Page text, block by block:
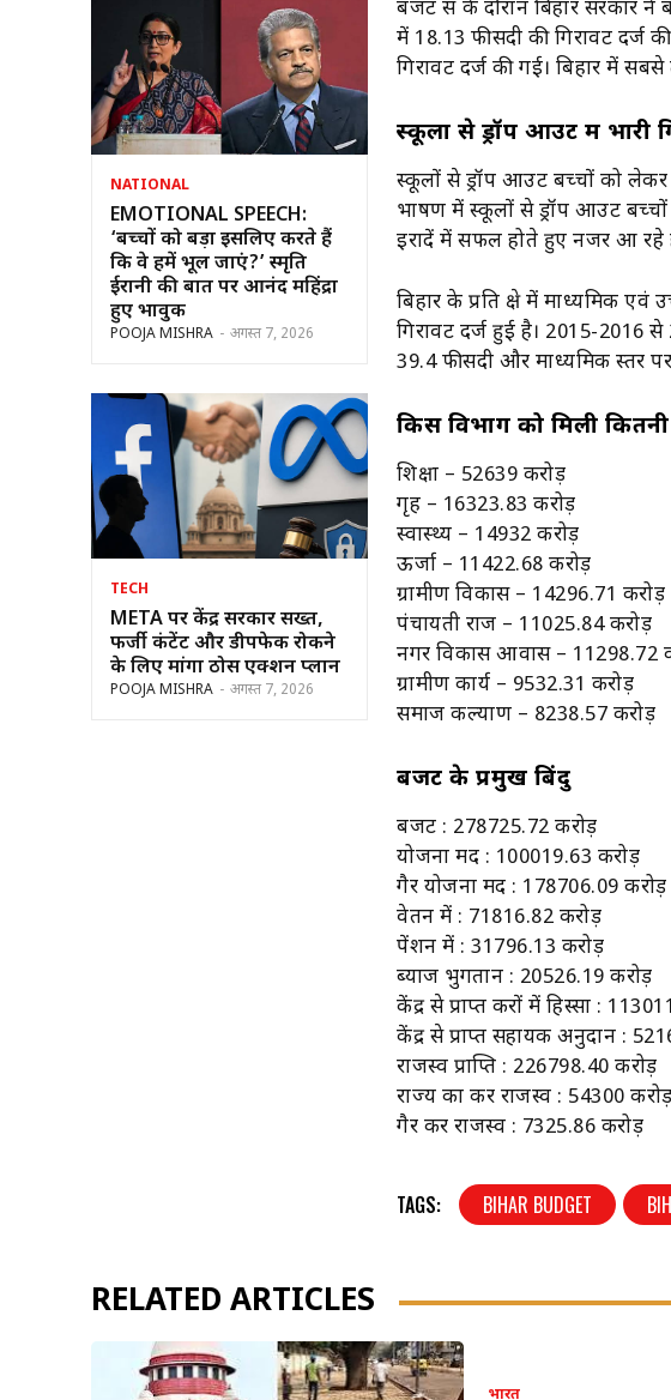
NATIONAL
EMOTIONAL SPEECH:
‘बच्चों को बड़ा इसलिए करते हैं
कि वे हमें भूल जाएं?’ स्मृति
ईरानी की बात पर आनंद महिंद्रा
हुए भावुक
POOJA MISHRA - अगस्त 7, 2026
TECH
META पर केंद्र सरकार सख्त,
फर्जी कंटेंट और डीपफेक रोकने
के लिए मांगा ठोस एक्शन प्लान
POOJA MISHRA - अगस्त 7, 2026
बजट सत्र के दौरान बिहार सरकार ने
में 18.13 फीसदी की गिरावट दर्ज
गिरावट दर्ज की गई। बिहार में
स्कूलों से ड्रॉप आउट में भारी
स्कूलों से ड्रॉप आउट बच्चों को लेकर
भाषण में स्कूलों से ड्रॉप आउट
इरादें में सफल होते हुए नजर आ रहे
बिहार के प्रति क्षेत्र में माध्यमिक
गिरावट दर्ज हुई है। 2015-2016
39.4 फीसदी और माध्यमिक स्तर
किस विभाग को मिली कितनी
शिक्षा – 52639 करोड़
गृह – 16323.83 करोड़
स्वास्थ्य – 14932 करोड़
ऊर्जा – 11422.68 करोड़
ग्रामीण विकास – 14296.71 करोड़
पंचायती राज – 11025.84 करोड़
नगर विकास आवास – 11298.72
ग्रामीण कार्य – 9532.31 करोड़
समाज कल्याण – 8238.57 करोड़
बजट के प्रमुख बिंदु
बजट : 278725.72 करोड़
योजना मद : 100019.63 करोड़
गैर योजना मद : 178706.09 करोड़
वेतन में : 71816.82 करोड़
पेंशन में : 31796.13 करोड़
ब्याज भुगतान : 20526.19 करोड़
केंद्र से प्राप्त करों में हिस्सा :
केंद्र से प्राप्त सहायक अनुदान :
राजस्व प्राप्ति : 226798.40 करोड़
राज्य का कर राजस्व : 54300 करोड़
गैर कर राजस्व : 7325.86 करोड़
TAGS: BIHAR BUDGET
RELATED ARTICLES
भारत